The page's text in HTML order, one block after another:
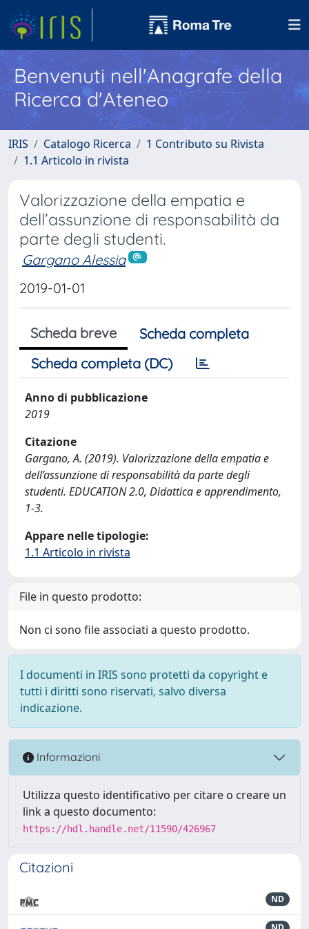
Benvenuti nell'Anagrafe della
Ricerca d'Ateneo
IRIS Catalogo Ricerca
1 Contributo su Rivista
1.1 Articolo in rivista
Valorizzazione della empatia e
dell’assunzione di responsabilità da
parte degli studenti.
Gargano Alessia
2019-01-01
Scheda breve
Scheda completa
Scheda completa (DC)
Anno di pubblicazione
2019
Citazione
Gargano, A. (2019). Valorizzazione della empatia e
dell’assunzione di responsabilità da parte degli
studenti. EDUCATION 2.0, Didattica e apprendimento,
1-3.
Appare nelle tipologie:
1.1 Articolo in rivista
File in questo prodotto:
Non ci sono file associati a questo prodotto.
I documenti in IRIS sono protetti da copyright e
tutti i diritti sono riservati, salvo diversa
indicazione.
Informazioni
Utilizza questo identificativo per citare o creare un
link a questo documento:
https://hdl.handle.net/11590/426967
Citazioni
ND